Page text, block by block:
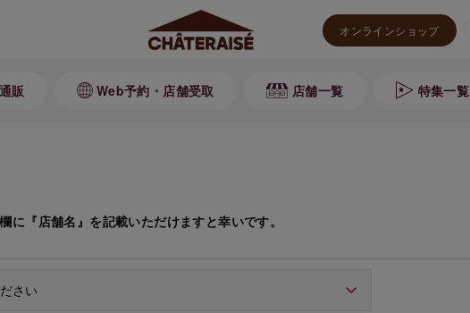
オンラインショップ
販 Web予約・店舗受取 店舗一覧 特集一覧
『店舗名』を記載いただけますと幸いです。